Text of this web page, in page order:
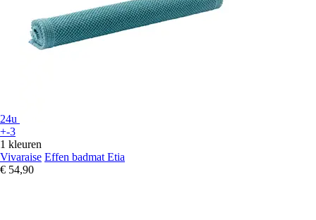
24u
+-3
1 kleuren
Vivaraise Effen badmat Etia
€ 54,90